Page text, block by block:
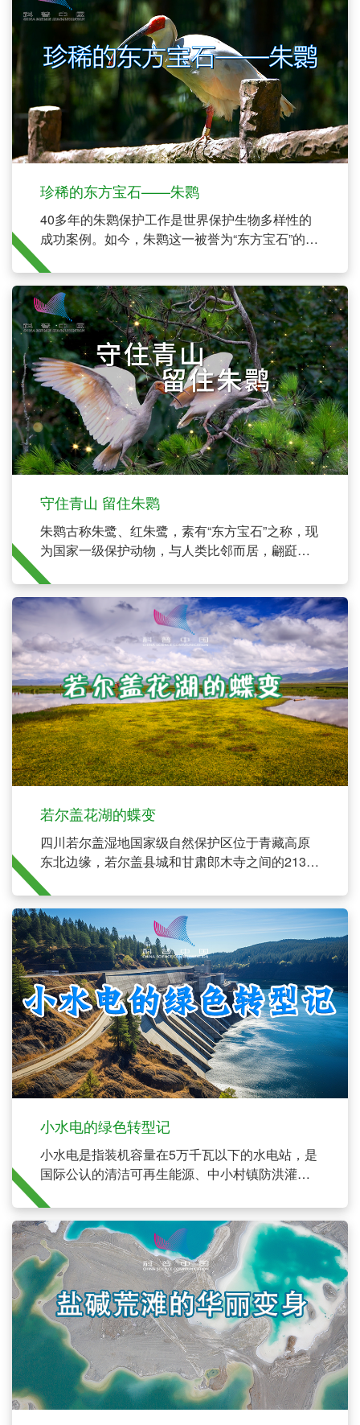
珍稀的东方宝石——朱鹮
40多年的朱鹮保护工作是世界保护生物多样性的
成功案例。如今，朱鹮这一被誉为“东方宝石”的旗
舰物种，不仅自身脱险，还保护了秦岭等地的其
他野生动物种群。
守住青山 留住朱鹮
朱鹮古称朱鹭、红朱鹭，素有“东方宝石”之称，现
为国家一级保护动物，与人类比邻而居，翩跹起
舞时能看到翼下绯红色的飞羽，主要在稻田、溪
流和池塘等处觅食。
若尔盖花湖的蝶变
四川若尔盖湿地国家级自然保护区位于青藏高原
东北边缘，若尔盖县城和甘肃郎木寺之间的213国
道旁，热尔大坝上有3个相邻的海子，花湖是居中
的一个。
小水电的绿色转型记
小水电是指装机容量在5万千瓦以下的水电站，是
国际公认的清洁可再生能源、中小村镇防洪灌溉
供水和中小河流水资源综合利用的重要基础设
施。